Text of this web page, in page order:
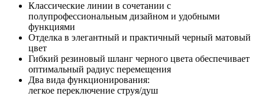
Классические линии в сочетании с
полупрофессиональным дизайном и удобными
функциями
Отделка в элегантный и практичный черный матовый
цвет
Гибкий резиновый шланг черного цвета обеспечивает
оптимальный радиус перемещения
Два вида функционирования:
легкое переключение струя/душ